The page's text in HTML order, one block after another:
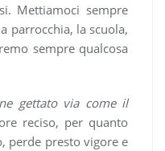
Mettiamoci sempre
parrocchia, la scuola,
sempre qualcosa
gettato via come il
reciso, per quanto
perde presto vigore e